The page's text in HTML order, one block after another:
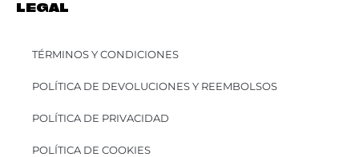
LEGAL
TÉRMINOS Y CONDICIONES
POLÍTICA DE DEVOLUCIONES Y REEMBOLSOS
POLÍTICA DE PRIVACIDAD
POLÍTICA DE COOKIES